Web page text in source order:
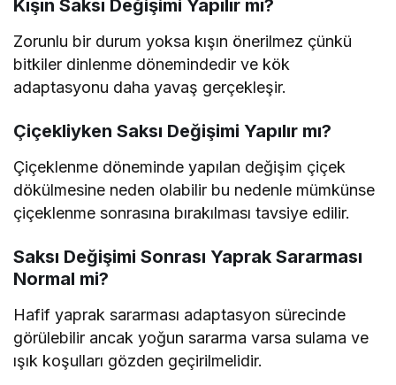
Kışın Saksı Değişimi Yapılır mı?
Zorunlu bir durum yoksa kışın önerilmez çünkü
bitkiler dinlenme dönemindedir ve kök
adaptasyonu daha yavaş gerçekleşir.
Çiçekliyken Saksı Değişimi Yapılır mı?
Çiçeklenme döneminde yapılan değişim çiçek
dökülmesine neden olabilir bu nedenle mümkünse
çiçeklenme sonrasına bırakılması tavsiye edilir.
Saksı Değişimi Sonrası Yaprak Sararması
Normal mi?
Hafif yaprak sararması adaptasyon sürecinde
görülebilir ancak yoğun sararma varsa sulama ve
ışık koşulları gözden geçirilmelidir.